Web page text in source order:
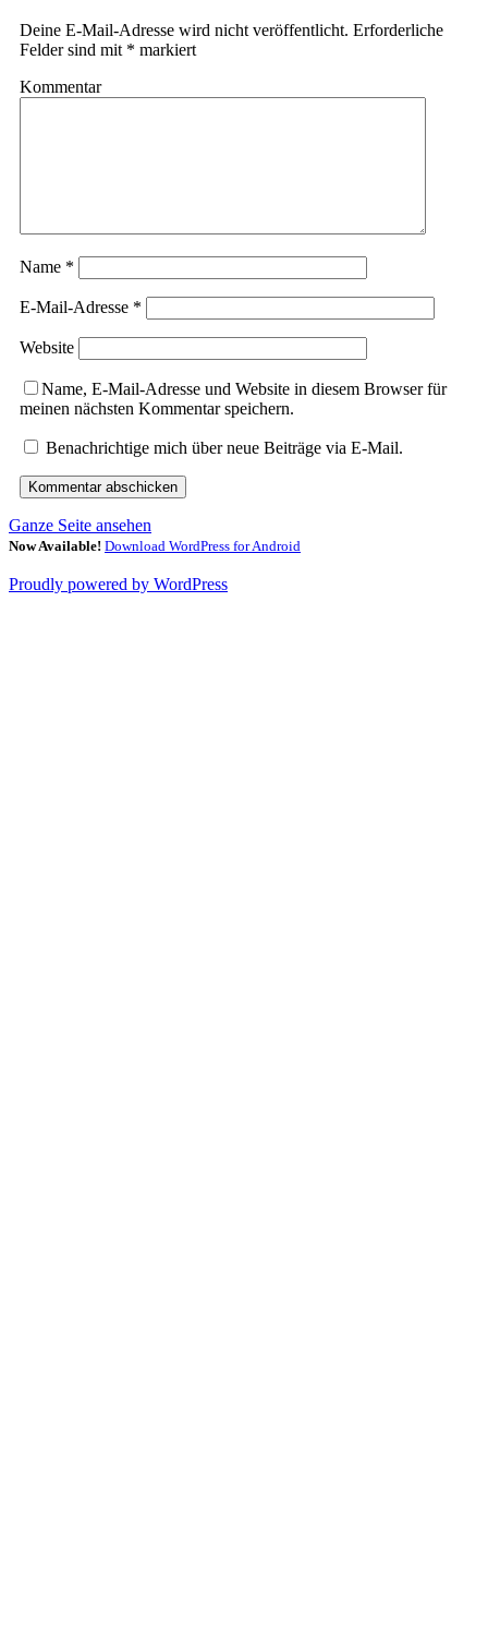
Deine E-Mail-Adresse wird nicht veröffentlicht. Erforderliche
Felder sind mit * markiert
Kommentar
Name *
E-Mail-Adresse *
Website
Name, E-Mail-Adresse und Website in diesem Browser für
meinen nächsten Kommentar speichern.
Benachrichtige mich über neue Beiträge via E-Mail.
Ganze Seite ansehen
Now Available! Download WordPress for Android
Proudly powered by WordPress